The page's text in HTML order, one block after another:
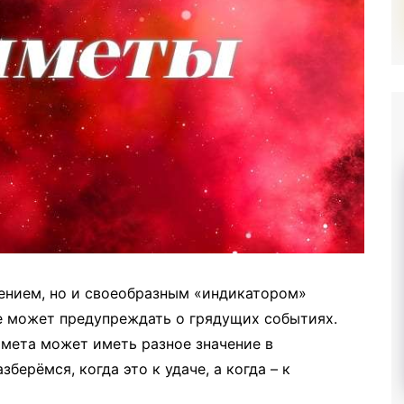
но и своеобразным «индикатором»
может предупреждать о грядущих событиях.
может иметь разное значение в
когда это к удаче, а когда – к